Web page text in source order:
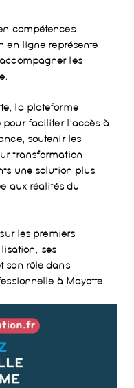
compétences
en ligne représente
les
, la plateforme
pour faciliter l’accès à
soutenir les
transformation
une solution plus
aux réalités du
les premiers
ses
son rôle dans
à Mayotte.